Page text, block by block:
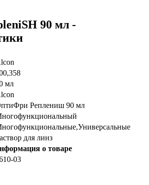
90 мл -
мл
Реплениш 90 мл
для линз
о товаре
03